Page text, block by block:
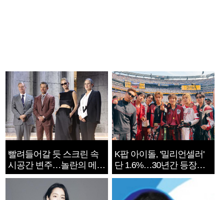
빨려들어갈 듯 스크린 속
시공간 변주…놀란의 메시
지는 ‘전쟁 속죄’
K팝 아이돌, '밀리언셀러'
단 1.6%…30년간 등장
1182개팀 전수조사